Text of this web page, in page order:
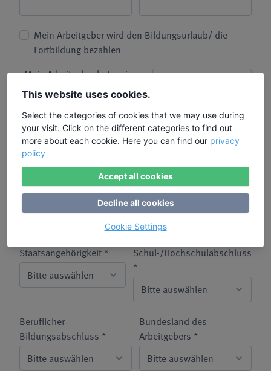
Mein Arbeitgeber wird den Bildungsurlaub/ die
Fortbildung bezahlen
Mein Arbeitgeber hat meiner
Freistellung zu diesem
Bildungsurlaub bereits
zugestimmt. *
Alter *
Status Erwerbstätigkeit *
Betriebsgröße * Beschäftigungssektor *
Staatsangehörigkeit *
Schul-/Hochschulabschluss
*
Beruflicher
Bildungsabschluss *
Bundesland des
Arbeitgebers *
This website uses cookies.
Select the categories of cookies that we may use during
your visit. Click on the different categories to find out
more about each cookie. Here you can find our privacy
policy
Accept all cookies
Decline all cookies
Cookie Settings